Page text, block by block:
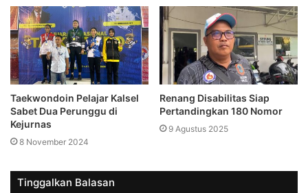
Taekwondoin Pelajar Kalsel
Sabet Dua Perunggu di
Kejurnas
8 November 2024
Renang Disabilitas Siap
Pertandingkan 180 Nomor
9 Agustus 2025
Tinggalkan Balasan